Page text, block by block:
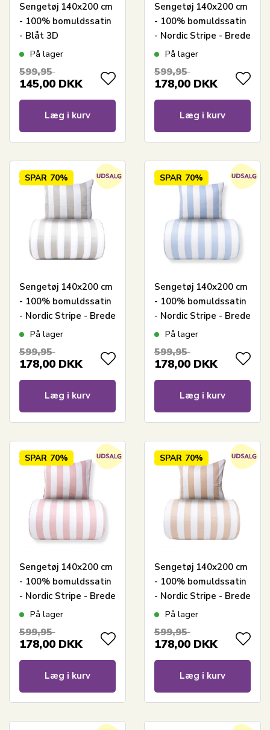
Sengetøj 140x200 cm
- 100% bomuldssatin
- Blåt 3D
harlekinmønster
På lager
599,95
145,00 DKK
Læg i kurv
Sengetøj 140x200 cm
- 100% bomuldssatin
- Nordic Stripe - Brede
blå striber
På lager
599,95
178,00 DKK
Læg i kurv
SPAR 70%
Sengetøj 140x200 cm
- 100% bomuldssatin
- Nordic Stripe - Brede
grå striber
På lager
599,95
178,00 DKK
Læg i kurv
SPAR 70%
Sengetøj 140x200 cm
- 100% bomuldssatin
- Nordic Stripe - Brede
lyseblå striber
På lager
599,95
178,00 DKK
Læg i kurv
SPAR 70%
Sengetøj 140x200 cm
- 100% bomuldssatin
- Nordic Stripe - Brede
lyserøde striber
På lager
599,95
178,00 DKK
Læg i kurv
SPAR 70%
Sengetøj 140x200 cm
- 100% bomuldssatin
- Nordic Stripe - Brede
naturfarvet striber
På lager
599,95
178,00 DKK
Læg i kurv